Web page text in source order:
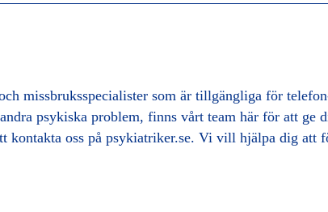
missbruksspecialister som är tillgängliga för
psykiska problem, finns vårt team här för att ge
oss på psykiatriker.se. Vi vill hjälpa dig att